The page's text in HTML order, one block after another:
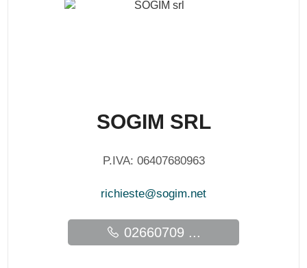
SOGIM SRL
P.IVA: 06407680963
richieste@sogim.net
02660709 ...